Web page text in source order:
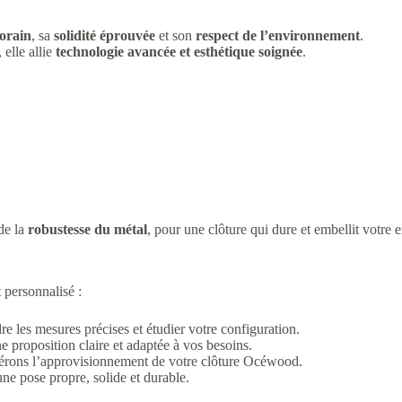
, sa solidité éprouvée et son respect de l’environnement.
elle allie technologie avancée et esthétique soignée.
la robustesse du métal, pour une clôture qui dure et embellit votre
:
les mesures précises et étudier votre configuration.
proposition claire et adaptée à vos besoins.
l’approvisionnement de votre clôture Océwood.
pose propre, solide et durable.